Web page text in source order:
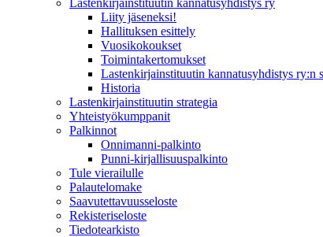
Lastenkirjainstituutin kannatusyhdistys ry
Liity jäseneksi!
Hallituksen esittely
Vuosikokoukset
Toimintakertomukset
Lastenkirjainstituutin kannatusyhdistys ry:n
Historia
Lastenkirjainstituutin strategia
Yhteistyökumppanit
Palkinnot
Onnimanni-palkinto
Punni-kirjallisuuspalkinto
Tule vierailulle
Palautelomake
Saavutettavuusseloste
Rekisteriseloste
Tiedotearkisto